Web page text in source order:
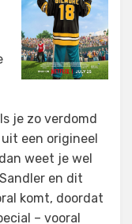
je zo verdomd
een origineel
weet je wel
en dit
komt, doordat
– vooral